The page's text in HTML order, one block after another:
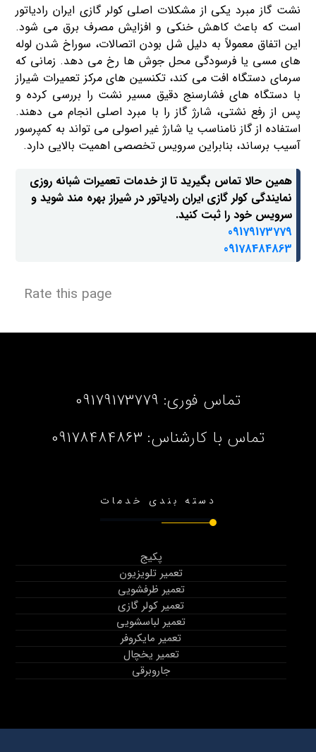
نشت گاز مبرد یکی از مشکلات اصلی کولر گازی ایران رادیاتور
است که باعث کاهش خنکی و افزایش مصرف برق می شود.
این اتفاق معمولاً به دلیل شل بودن اتصالات، سوراخ شدن لوله
های مسی یا فرسودگی محل جوش ها رخ می دهد. زمانی که
سرمای دستگاه افت می کند، تکنسین های مرکز تعمیرات شیراز
با دستگاه های فشارسنج دقیق مسیر نشت را بررسی کرده و
پس از رفع نشتی، شارژ گاز را با مبرد اصلی انجام می دهند.
استفاده از گاز نامناسب یا شارژ غیر اصولی می تواند به کمپرسور
آسیب برساند، بنابراین سرویس تخصصی اهمیت بالایی دارد.
همین حالا تماس بگیرید تا از خدمات تعمیرات شبانه روزی
نمایندگی کولر گازی ایران رادیاتور در شیراز بهره مند شوید و
سرویس خود را ثبت کنید.
09179173779
09178484863
Rate this page
تماس فوری: 09179173779
تماس با کارشناس: 09178484863
دسته بندی خدمات
پکیج
تعمیر تلویزیون
تعمیر ظرفشویی
تعمیر کولر گازی
تعمیر لباسشویی
تعمیر مایکروفر
تعمیر یخچال
جاروبرقی